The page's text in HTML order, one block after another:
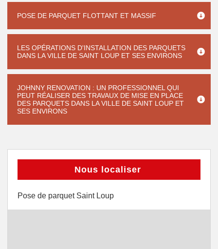
POSE DE PARQUET FLOTTANT ET MASSIF
LES OPÉRATIONS D'INSTALLATION DES PARQUETS
DANS LA VILLE DE SAINT LOUP ET SES ENVIRONS
JOHNNY RENOVATION : UN PROFESSIONNEL QUI
PEUT RÉALISER DES TRAVAUX DE MISE EN PLACE
DES PARQUETS DANS LA VILLE DE SAINT LOUP ET
SES ENVIRONS
Nous localiser
Pose de parquet Saint Loup